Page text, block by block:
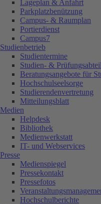
Lageplan & Anfahrt
Parkplatzbenützung
Campus- & Raumplan
Portierdienst
Campus7
Studienbetrieb
Studientermine
Studien- &
Beratungsangebote für
Hochschulseelsorge
Studierendenvertretung
Mitteilungsblatt
Medien
Helpdesk
Bibliothek
Medienwerkstatt
IT- und Webservices
Presse
Medienspiegel
Pressekontakt
Pressefotos
Hochschulberichte